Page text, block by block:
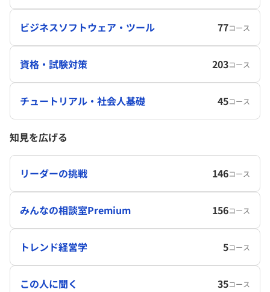
ビジネスソフトウェア・ツール 77コース
資格・試験対策 203コース
チュートリアル・社会人基礎 45コース
知見を広げる
リーダーの挑戦 146コース
みんなの相談室Premium 156コース
トレンド経営学 5コース
この人に聞く 35コース